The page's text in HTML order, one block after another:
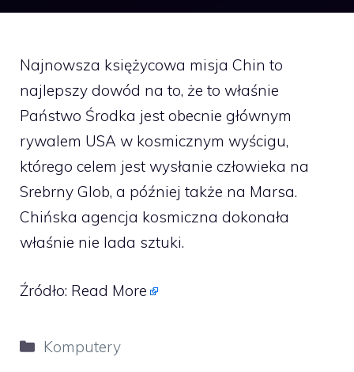
Najnowsza księżycowa misja Chin to
najlepszy dowód na to, że to właśnie
Państwo Środka jest obecnie głównym
rywalem USA w kosmicznym wyścigu,
którego celem jest wysłanie człowieka na
Srebrny Glob, a później także na Marsa.
Chińska agencja kosmiczna dokonała
właśnie nie lada sztuki.
Źródło: Read More
Kategorie
Komputery